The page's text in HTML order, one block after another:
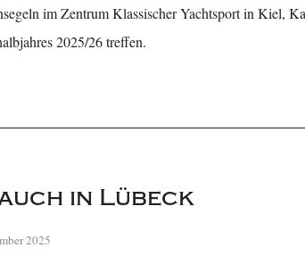
im Zentrum Klassischer Yachtsport in Kiel,
2025/26 treffen.
in Lübeck
2025